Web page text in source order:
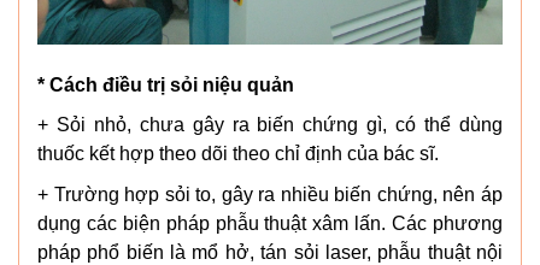
* Cách điều trị sỏi niệu quản
+ Sỏi nhỏ, chưa gây ra biến chứng gì, có thể dùng
thuốc kết hợp theo dõi theo chỉ định của bác sĩ.
+ Trường hợp sỏi to, gây ra nhiều biến chứng, nên áp
dụng các biện pháp phẫu thuật xâm lấn. Các phương
pháp phổ biến là mổ hở, tán sỏi laser, phẫu thuật nội